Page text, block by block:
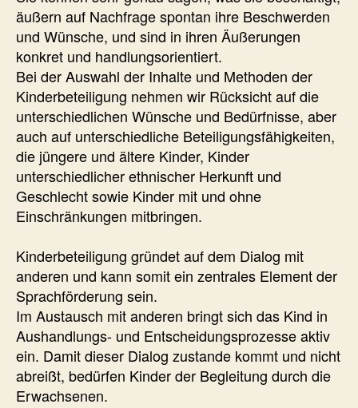
äußern auf Nachfrage spontan ihre Beschwerden
und Wünsche, und sind in ihren Äußerungen
konkret und handlungsorientiert.
Bei der Auswahl der Inhalte und Methoden der
Kinderbeteiligung nehmen wir Rücksicht auf die
unterschiedlichen Wünsche und Bedürfnisse, aber
auch auf unterschiedliche Beteiligungsfähigkeiten,
die jüngere und ältere Kinder, Kinder
unterschiedlicher ethnischer Herkunft und
Geschlecht sowie Kinder mit und ohne
Einschränkungen mitbringen.
Kinderbeteiligung gründet auf dem Dialog mit
anderen und kann somit ein zentrales Element der
Sprachförderung sein.
Im Austausch mit anderen bringt sich das Kind in
Aushandlungs- und Entscheidungsprozesse aktiv
ein. Damit dieser Dialog zustande kommt und nicht
abreißt, bedürfen Kinder der Begleitung durch die
Erwachsenen.